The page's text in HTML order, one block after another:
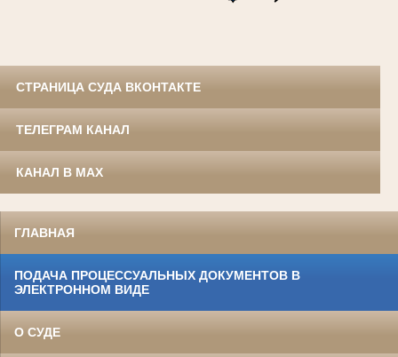
СТРАНИЦА СУДА ВКОНТАКТЕ
ТЕЛЕГРАМ КАНАЛ
КАНАЛ В MAX
ГЛАВНАЯ
ПОДАЧА ПРОЦЕССУАЛЬНЫХ ДОКУМЕНТОВ В
ЭЛЕКТРОННОМ ВИДЕ
О СУДЕ